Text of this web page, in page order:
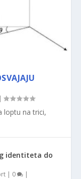
|
loptu na trici,
identiteta do
| 0 |